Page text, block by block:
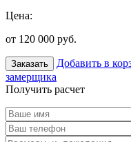
Цена:
от 120 000 руб.
Заказать Добавить в
замерщика
Получить расчет